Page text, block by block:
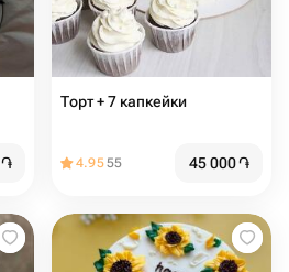
֏
Торт + 7 капкейки
4.9555 45 000֏